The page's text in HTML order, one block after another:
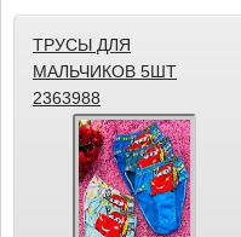
ТРУСЫ ДЛЯ
МАЛЬЧИКОВ 5ШТ
2363988